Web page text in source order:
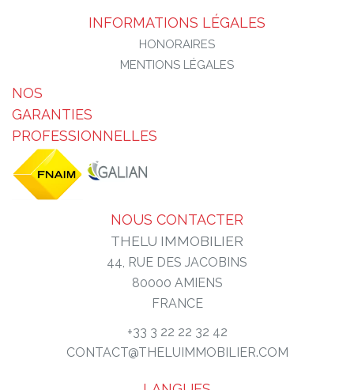
INFORMATIONS LÉGALES
HONORAIRES
MENTIONS LÉGALES
NOS
GARANTIES
PROFESSIONNELLES
NOUS CONTACTER
THELU IMMOBILIER
44, RUE DES JACOBINS
80000 AMIENS
FRANCE
+33 3 22 22 32 42
CONTACT@THELUIMMOBILIER.COM